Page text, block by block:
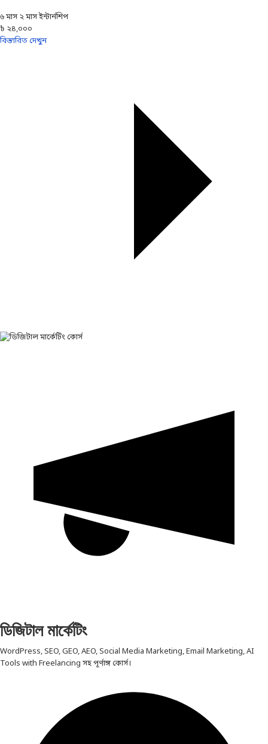
৬ মাস ২ মাস ইন্টার্নশিপ
৳ ২৪,০০০
বিস্তারিত দেখুন
ডিজিটাল মার্কেটিং
WordPress, SEO, GEO, AEO, Social Media Marketing, Email Marketing, AI
Tools with Freelancing সহ পূর্ণাঙ্গ কোর্স।